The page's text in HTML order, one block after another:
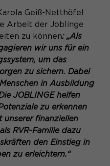
wird beim
Browsers wieder
Sitzungs- Identifikation
Daten der
Herkunft des Besuchers.
Geiß-Netthöfel
Arbeit der Joblinge
zu können: „Als
wir uns für ein
um das
zu sichern. Dabei
in Ausbildung
JOBLINGE helfen
zu erkennen
unserer finanziellen
RVR-Familie dazu
den Einstieg in
zu erleichtern.“